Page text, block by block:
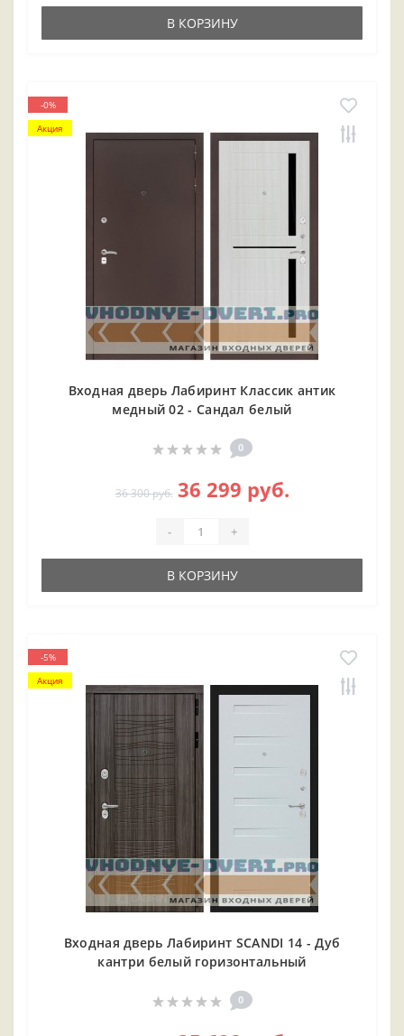
В КОРЗИНУ
-0%
Акция
Входная дверь Лабиринт Классик антик
медный 02 - Сандал белый
0
36 300 руб. 36 299 руб.
- +
В КОРЗИНУ
-5%
Акция
Входная дверь Лабиринт SCANDI 14 - Дуб
кантри белый горизонтальный
0